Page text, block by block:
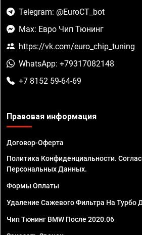
Telegram: @EuroCT_bot
Max: Евро Чип Тюнинг
https://vk.com/euro_chip_tuning
WhatsApp: +79317082148
+7 8152 59-64-69
Правовая информация
Договор-Оферта
Политика Конфиденциальности.
Персональных Данных.
Формы Оплаты
Удаление Сажевого Фильтра На Турбо
Чип Тюнинг BMW После 2020.06